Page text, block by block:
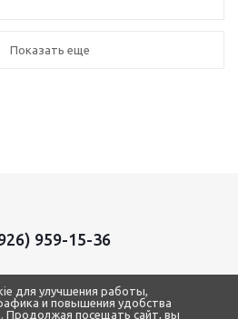
Показать еще
959-15-36
для улучшения работы,
и повышения удобства
Продолжая посещать сайт, вы